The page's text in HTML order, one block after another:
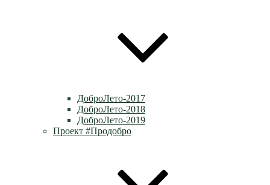
ДоброЛето-2017
ДоброЛето-2018
ДоброЛето-2019
Проект #Продобро